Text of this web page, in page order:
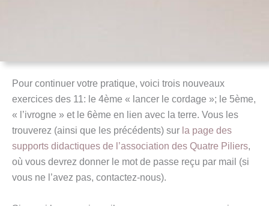
Pour continuer votre pratique, voici trois nouveaux
exercices des 11: le 4ème « lancer le cordage »; le 5ème,
« l’ivrogne » et le 6ème en lien avec la terre. Vous les
trouverez (ainsi que les précédents) sur la page des
supports didactiques de l’association des Quatre Piliers,
où vous devrez donner le mot de passe reçu par mail (si
vous ne l’avez pas, contactez-nous).